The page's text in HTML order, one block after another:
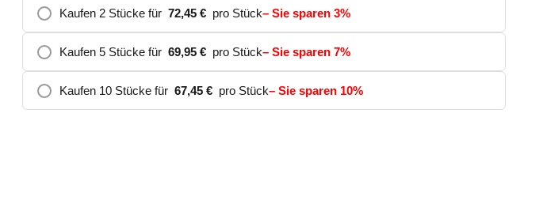
Kaufen 2 Stücke für 72,45 € pro Stück– Sie sparen 3%
Kaufen 5 Stücke für 69,95 € pro Stück– Sie sparen 7%
Kaufen 10 Stücke für 67,45 € pro Stück– Sie sparen 10%